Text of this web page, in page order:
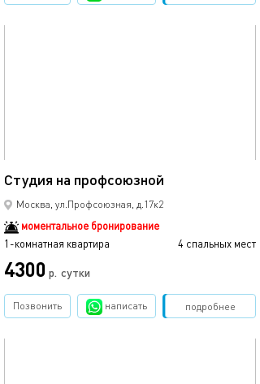
Студия на профсоюзной
Москва, ул.Профсоюзная, д.17к2
моментальное бронирование
1-комнатная квартира
4 спальных мест
4300 р. сутки
подробнее
Позвонить написать Забронировать